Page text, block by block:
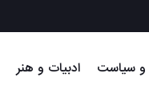
و سیاست ادبیات و هنر